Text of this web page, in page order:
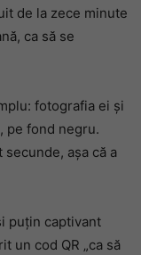
de la zece minute
ca să se
fotografia ei și
pe fond negru.
așa că a
puțin captivant
un cod QR „ca să